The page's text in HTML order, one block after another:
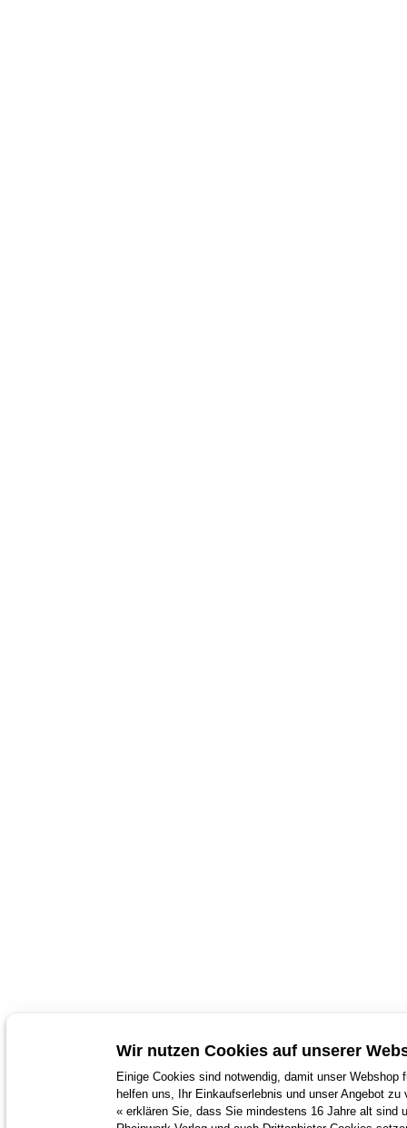
Wir nutzen Cookies auf unserer
Einige Cookies sind notwendig, damit unser Webshop
helfen uns, Ihr Einkaufserlebnis und unser Angebot
« erklären Sie, dass Sie mindestens 16 Jahre alt sind